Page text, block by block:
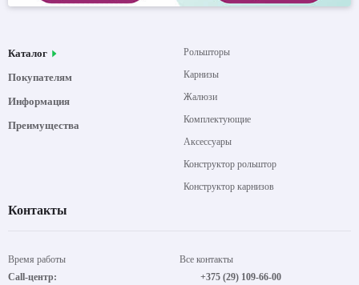
Каталог
Покупателям
Информация
Преимущества
Рольшторы
Карнизы
Жалюзи
Комплектующие
Аксессуары
Конструктор рольштор
Конструктор карнизов
Контакты
Время работы
Call-центр:
Все контакты
+375 (29) 109-66-00